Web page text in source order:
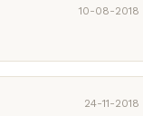
10-08-2018
24-11-2018